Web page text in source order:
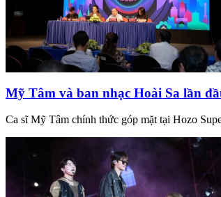
Mỹ Tâm và ban nhạc Hoài Sa lần
Ca sĩ Mỹ Tâm chính thức góp mặt tại Hozo